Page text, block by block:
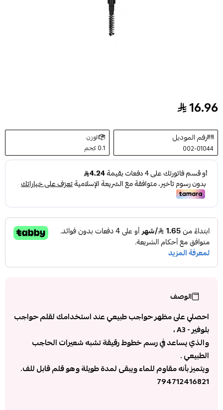
قلم حواجب ايبوني من بلوفير - A3
16.96
رقم الموديل
002-01044
الوزن
0.1 كجم
الوصف
احصلي على مظهر حواجب طبيعي عند استخدامك لقلم حواجب
بلوفير - A3 ،
والذي يساعد في رسم خطوط رقيقة تشبه شعيرات الحاجب
الطبيعي .
ويتميز بأنه مقاوم للماء ويبقى لمدة طويلة وهو قلم قابل للف.
794712416821